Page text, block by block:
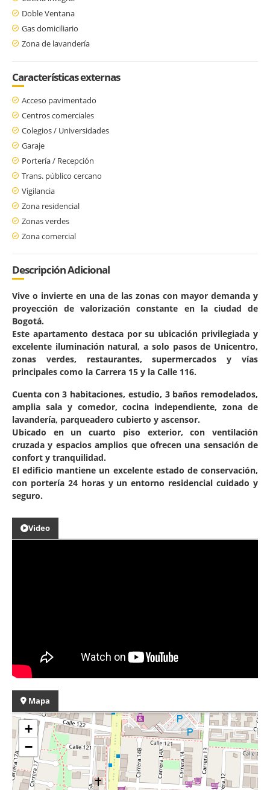
Doble Ventana
Gas domiciliario
Zona de lavandería
Características externas
Acceso pavimentado
Centros comerciales
Colegios / Universidades
Garaje
Portería / Recepción
Trans. público cercano
Vigilancia
Zona residencial
Zonas verdes
Zona comercial
Descripción Adicional
Vive o invierte en una de las zonas con mayor demanda y
proyección de valorización constante en la ciudad de
Bogotá.
Este apartamento destaca por su ubicación privilegiada y
excelente iluminación natural, a solo pasos de Unicentro,
zonas verdes, restaurantes, supermercados y vías
principales como la Carrera 15 y la Calle 116.
Cuenta con 3 habitaciones, estudio, 3 baños remodelados,
amplia sala y comedor, cocina independiente, zona de
lavandería, parqueadero cubierto y ascensor.
Ubicado en un cuarto piso exterior, con ventilación
cruzada y espacios amplios que ofrecen una sensación de
confort y tranquilidad.
El edificio mantiene un excelente estado de conservación,
con portería 24 horas y un entorno residencial cuidado y
seguro.
Video
Mapa
+
−